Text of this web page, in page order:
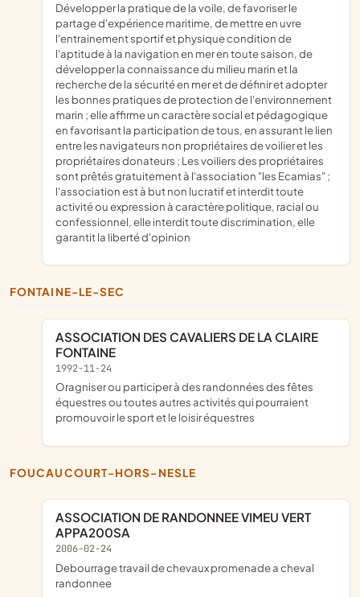
développer la pratique de la voile, de favoriser le
partage d'expérience maritime, de mettre en uvre
l'entrainement sportif et physique condition de
l'aptitude à la navigation en mer en toute saison, de
développer la connaissance du milieu marin et la
recherche de la sécurité en mer et de définir et adopter
les bonnes pratiques de protection de l'environnement
marin ; elle affirme un caractère social et pédagogique
en favorisant la participation de tous, en assurant le lien
entre les navigateurs non propriétaires de voilier et les
propriétaires donateurs ; Les voiliers des propriétaires
sont prêtés gratuitement à l'association "les Ecamias" ;
l'association est à but non lucratif et interdit toute
activité ou expression à caractère politique, racial ou
confessionnel, elle interdit toute discrimination, elle
garantit la liberté d'opinion
FONTAINE-LE-SEC
ASSOCIATION DES CAVALIERS DE LA CLAIRE
FONTAINE
1992-11-24
oragniser ou participer à des randonnées des fêtes
équestres ou toutes autres activités qui pourraient
promouvoir le sport et le loisir équestres
FOUCAUCOURT-HORS-NESLE
ASSOCIATION DE RANDONNEE VIMEU VERT
APPA200SA
2006-02-24
debourrage travail de chevaux promenade a cheval
randonnee